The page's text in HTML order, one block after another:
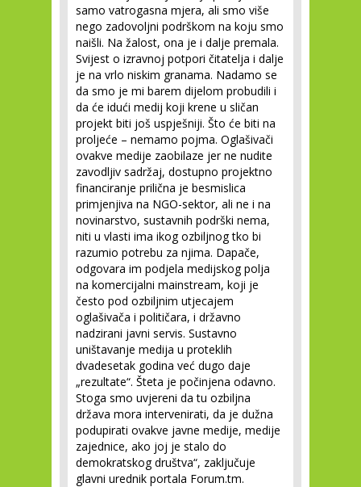
samo vatrogasna mjera, ali smo više
nego zadovoljni podrškom na koju smo
naišli. Na žalost, ona je i dalje premala.
Svijest o izravnoj potpori čitatelja i dalje
je na vrlo niskim granama. Nadamo se
da smo je mi barem dijelom probudili i
da će idući medij koji krene u sličan
projekt biti još uspješniji. Što će biti na
proljeće – nemamo pojma. Oglašivači
ovakve medije zaobilaze jer ne nudite
zavodljiv sadržaj, dostupno projektno
financiranje prilična je besmislica
primjenjiva na NGO-sektor, ali ne i na
novinarstvo, sustavnih podrški nema,
niti u vlasti ima ikog ozbiljnog tko bi
razumio potrebu za njima. Dapače,
odgovara im podjela medijskog polja
na komercijalni mainstream, koji je
često pod ozbiljnim utjecajem
oglašivača i političara, i državno
nadzirani javni servis. Sustavno
uništavanje medija u proteklih
dvadesetak godina već dugo daje
„rezultate“. Šteta je počinjena odavno.
Stoga smo uvjereni da tu ozbiljna
država mora intervenirati, da je dužna
podupirati ovakve javne medije, medije
zajednice, ako joj je stalo do
demokratskog društva“, zaključuje
glavni urednik portala Forum.tm.